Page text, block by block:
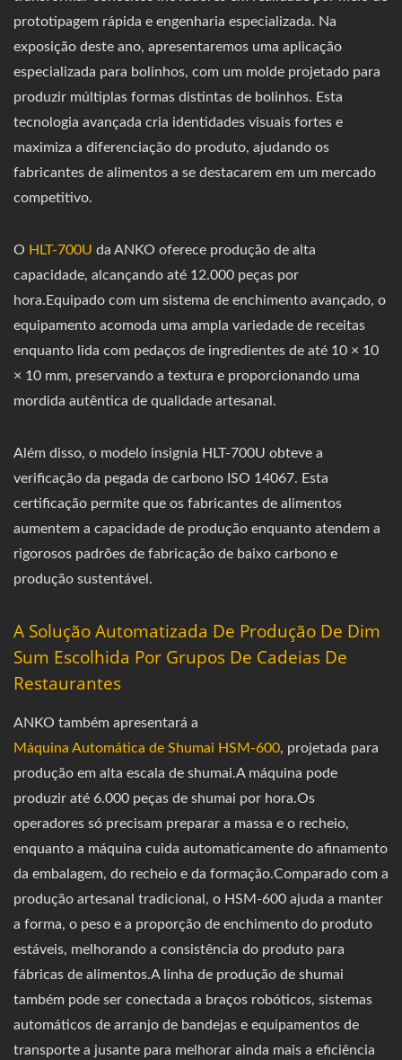
prototipagem rápida e engenharia especializada. Na
exposição deste ano, apresentaremos uma aplicação
especializada para bolinhos, com um molde projetado para
produzir múltiplas formas distintas de bolinhos. Esta
tecnologia avançada cria identidades visuais fortes e
maximiza a diferenciação do produto, ajudando os
fabricantes de alimentos a se destacarem em um mercado
competitivo.
O HLT-700U da ANKO oferece produção de alta
capacidade, alcançando até 12.000 peças por
hora.Equipado com um sistema de enchimento avançado, o
equipamento acomoda uma ampla variedade de receitas
enquanto lida com pedaços de ingredientes de até 10 × 10
× 10 mm, preservando a textura e proporcionando uma
mordida autêntica de qualidade artesanal.
Além disso, o modelo insignia HLT-700U obteve a
verificação da pegada de carbono ISO 14067. Esta
certificação permite que os fabricantes de alimentos
aumentem a capacidade de produção enquanto atendem a
rigorosos padrões de fabricação de baixo carbono e
produção sustentável.
A Solução Automatizada De Produção De Dim
Sum Escolhida Por Grupos De Cadeias De
Restaurantes
ANKO também apresentará a
Máquina Automática de Shumai HSM-600, projetada para
produção em alta escala de shumai.A máquina pode
produzir até 6.000 peças de shumai por hora.Os
operadores só precisam preparar a massa e o recheio,
enquanto a máquina cuida automaticamente do afinamento
da embalagem, do recheio e da formação.Comparado com a
produção artesanal tradicional, o HSM-600 ajuda a manter
a forma, o peso e a proporção de enchimento do produto
estáveis, melhorando a consistência do produto para
fábricas de alimentos.A linha de produção de shumai
também pode ser conectada a braços robóticos, sistemas
automáticos de arranjo de bandejas e equipamentos de
transporte a jusante para melhorar ainda mais a eficiência